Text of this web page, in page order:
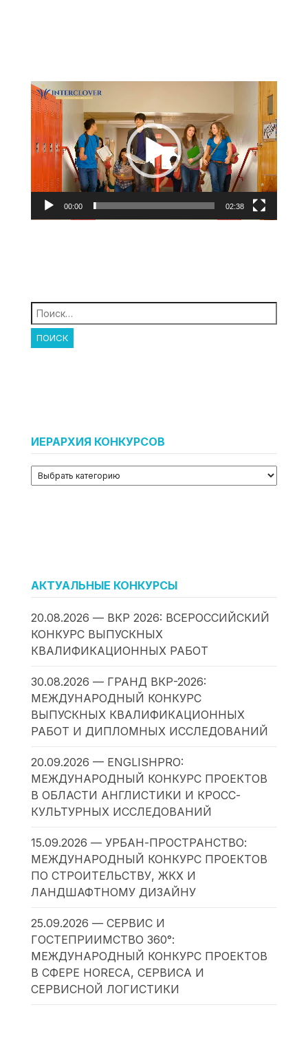
Видеоплеер
00:00 02:38
Найти:
ИЕРАРХИЯ КОНКУРСОВ
АКТУАЛЬНЫЕ КОНКУРСЫ
20.08.2026 — ВКР 2026: ВСЕРОССИЙСКИЙ
КОНКУРС ВЫПУСКНЫХ
КВАЛИФИКАЦИОННЫХ РАБОТ
30.08.2026 — ГРАНД ВКР-2026:
МЕЖДУНАРОДНЫЙ КОНКУРС
ВЫПУСКНЫХ КВАЛИФИКАЦИОННЫХ
РАБОТ И ДИПЛОМНЫХ ИССЛЕДОВАНИЙ
20.09.2026 — ENGLISHPRO:
МЕЖДУНАРОДНЫЙ КОНКУРС ПРОЕКТОВ
В ОБЛАСТИ АНГЛИСТИКИ И КРОСС-
КУЛЬТУРНЫХ ИССЛЕДОВАНИЙ
15.09.2026 — УРБАН-ПРОСТРАНСТВО:
МЕЖДУНАРОДНЫЙ КОНКУРС ПРОЕКТОВ
ПО СТРОИТЕЛЬСТВУ, ЖКХ И
ЛАНДШАФТНОМУ ДИЗАЙНУ
25.09.2026 — СЕРВИС И
ГОСТЕПРИИМСТВО 360°:
МЕЖДУНАРОДНЫЙ КОНКУРС ПРОЕКТОВ
В СФЕРЕ HORECA, СЕРВИСА И
СЕРВИСНОЙ ЛОГИСТИКИ